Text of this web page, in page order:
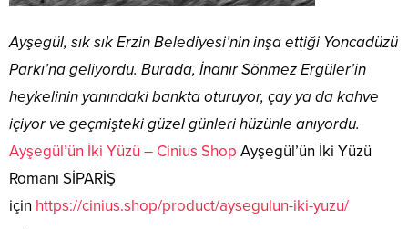
Ayşegül, sık sık Erzin Belediyesi’nin inşa ettiği Yoncadüzü
Parkı’na geliyordu. Burada, İnanır Sönmez Ergüler’in
heykelinin yanındaki bankta oturuyor, çay ya da kahve
içiyor ve geçmişteki güzel günleri hüzünle anıyordu.
Ayşegül’ün İki Yüzü – Cinius Shop Ayşegül’ün İki Yüzü
Romanı SİPARİŞ
için https://cinius.shop/product/aysegulun-iki-yuzu/